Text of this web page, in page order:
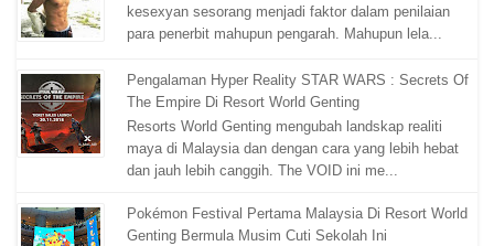
kesexyan sesorang menjadi faktor dalam penilaian
para penerbit mahupun pengarah. Mahupun lela...
Pengalaman Hyper Reality STAR WARS : Secrets Of
The Empire Di Resort World Genting
Resorts World Genting mengubah landskap realiti
maya di Malaysia dan dengan cara yang lebih hebat
dan jauh lebih canggih. The VOID ini me...
Pokémon Festival Pertama Malaysia Di Resort World
Genting Bermula Musim Cuti Sekolah Ini